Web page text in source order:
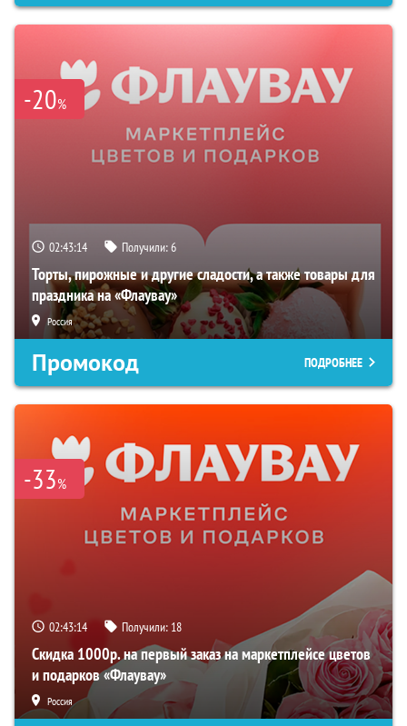
-20%
02:43:14 Получили:6
Торты, пирожные и другие сладости, а также товары для
праздника на «Флаувау»
Россия
Промокод ПОДРОБНЕЕ
-33%
02:43:14 Получили: 18
Скидка 1000р. на первый заказ на маркетплейсе цветов
и подарков «Флаувау»
Россия